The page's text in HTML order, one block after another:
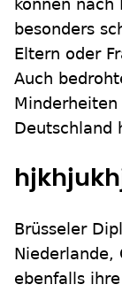
können nach
besonders
Eltern oder
Auch
Deutschland
Brüsseler
Niederlande,
ebenfalls